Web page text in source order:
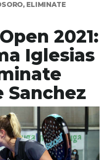
ELIMINATE
2021:
Iglesias
Sanchez